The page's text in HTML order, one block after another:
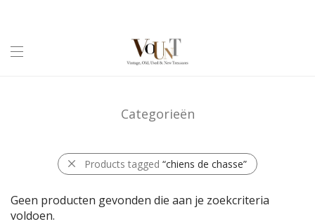
Categorieën
Products tagged “chiens de chasse”
Geen producten gevonden die aan je zoekcriteria
voldoen.